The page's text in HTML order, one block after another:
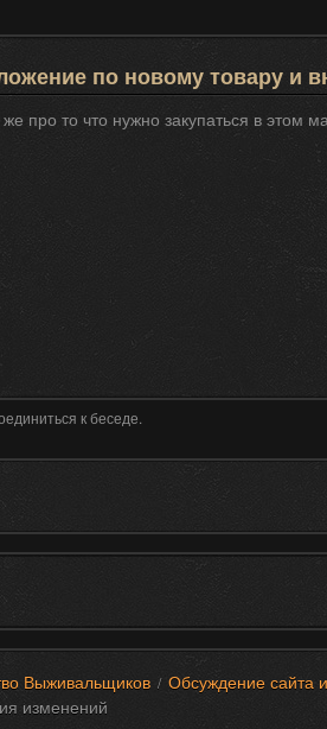
по новому товару и
же про то что нужно закупаться в этом
к беседе.
Выживальщиков / Обсуждение сайта
изменений